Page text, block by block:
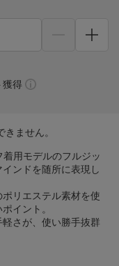
獲得
ません。
用モデルのフルジッ
ンドを随所に表現し
リエステル素材を使
イント。
さが、使い勝手抜群